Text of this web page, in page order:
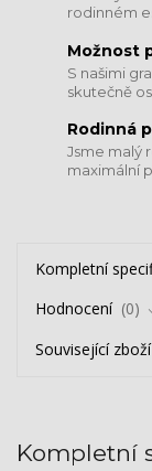
rodinném
Možnost
S našimi
skutečně
​​​​​​​Rodinná
Jsme malý
maximální
Kompletní
Hodnocení
0
Související zboží
Kompletní